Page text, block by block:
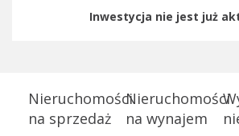
Inwestycja nie jest już
Nieruchomości
na sprzedaż
Nieruchomości
na wynajem